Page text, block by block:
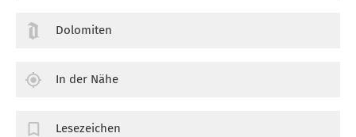
Dolomiten
In der Nähe
Lesezeichen